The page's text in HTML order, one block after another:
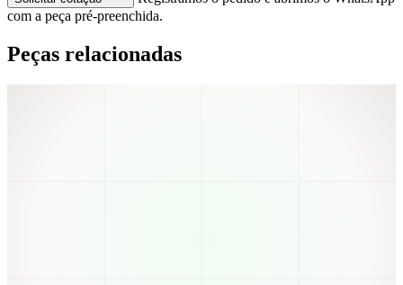
com a peça pré-preenchida.
Peças relacionadas